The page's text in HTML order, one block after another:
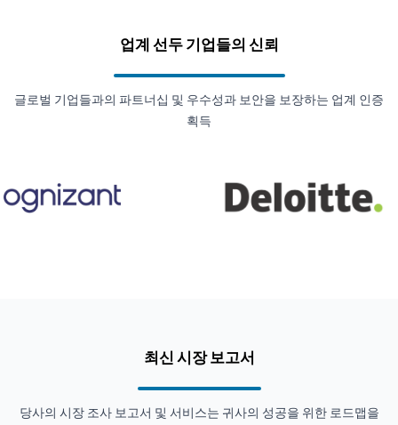
업계 선두 기업들의 신뢰
글로벌 기업들과의 파트너십 및 우수성과 보안을 보장하는 업계 인증
획득
최신 시장 보고서
당사의 시장 조사 보고서 및 서비스는 귀사의 성공을 위한 로드맵을